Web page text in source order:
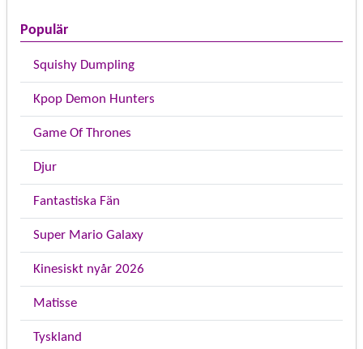
Populär
Squishy Dumpling
Kpop Demon Hunters
Game Of Thrones
Djur
Fantastiska Fän
Super Mario Galaxy
Kinesiskt nyår 2026
Matisse
Tyskland